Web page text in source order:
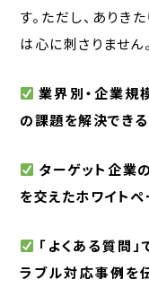
す。ただし、あり
は心に刺さりません。
業界別・企業規
の課題を解決できる
ターゲット企業
を交えたホワイト
「よくある質問
ラブル対応事例を